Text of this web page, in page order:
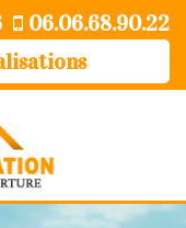
06.06.68.90.22